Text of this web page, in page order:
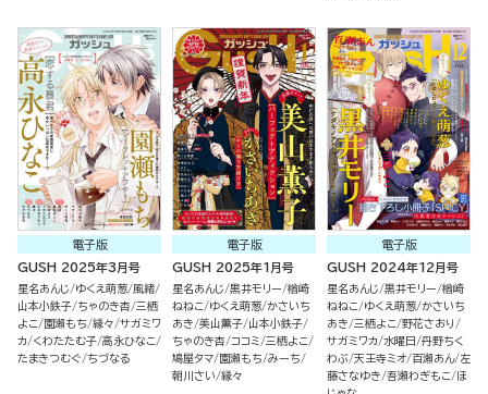
電子版
GUSH 2025年3月号
星名あんじ ゆくえ萌葱 風緒
山本小鉄子 ちゃのき杏 三栖
よこ
園瀬もち 縁々 サガミワ
カ
くわたたむ子 高永ひなこ
たまきつむぐ
ちづなる
電子版
GUSH 2025年1月号
星名あんじ 黒井モリー 楢崎
ねねこ
ゆくえ萌葱 かさいち
あき 美山薫子 山本小鉄子
ちゃのき杏
ココミ 三栖よこ
鳩屋タマ 園瀬もち みーち
朝川さい 縁々
電子版
GUSH 2024年12月号
星名あんじ 黒井モリー 楢崎
ねねこ
ゆくえ萌葱 かさいち
あき 三栖よこ 野花さおり
サガミワカ 水曜日
丹野ちく
わぶ 天王寺ミオ 百瀬あん 左
藤さなゆき 吾瀬わぎもこ
ほ